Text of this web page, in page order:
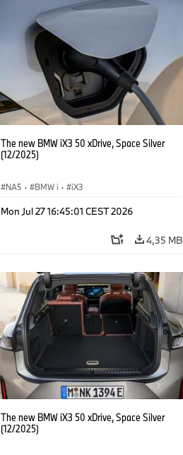
The new BMW iX3 50 xDrive, Space Silver
(12/2025)
NA5 · BMW i · iX3
Mon Jul 27 16:45:01 CEST 2026
4,35 MB
The new BMW iX3 50 xDrive, Space Silver
(12/2025)